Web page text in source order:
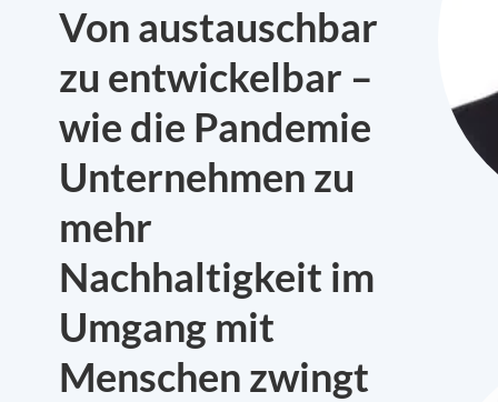
Von austauschbar
zu entwickelbar –
wie die Pandemie
Unternehmen zu
mehr
Nachhaltigkeit im
Umgang mit
Menschen zwingt